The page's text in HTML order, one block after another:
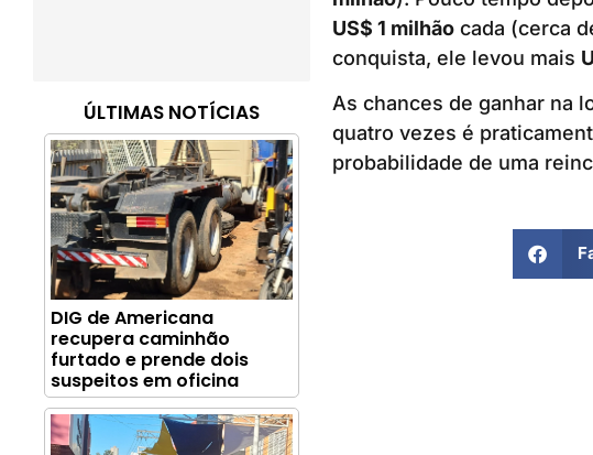
ÚLTIMAS NOTÍCIAS
DIG de Americana
recupera caminhão
furtado e prende dois
suspeitos em oficina
US$ 1 milhãocada (cerca
conquista, ele levou mais
As chances de ganhar na
quatro vezes é
probabilidade de uma